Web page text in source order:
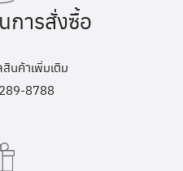
การสั่งซื้อ
นค้าเพิ่มเติม
8788